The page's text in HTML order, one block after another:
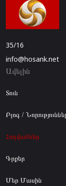
35/16
info@hosank.net
Ավելին
Տուն
Բլոգ /
Հոդվածներ
Գրքեր
Մեր Մասին